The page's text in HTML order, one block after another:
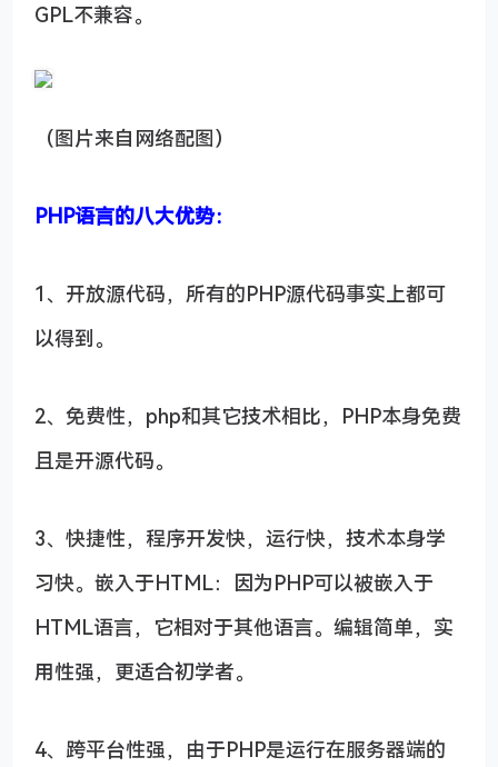
GPL不兼容。
（图片来自网络配图）
PHP语言的八大优势：
1、开放源代码，所有的PHP源代码事实上都可
以得到。
2、免费性，php和其它技术相比，PHP本身免费
且是开源代码。
3、快捷性，程序开发快，运行快，技术本身学
习快。嵌入于HTML：因为PHP可以被嵌入于
HTML语言，它相对于其他语言。编辑简单，实
用性强，更适合初学者。
4、跨平台性强，由于PHP是运行在服务器端的